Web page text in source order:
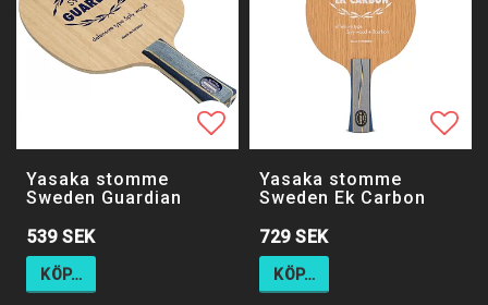
Lägg till i favoritlistan
Yasaka stomme
Sweden Guardian
539 SEK
KÖP…
Yasaka stomme
Sweden Ek Carbon
729 SEK
KÖP…